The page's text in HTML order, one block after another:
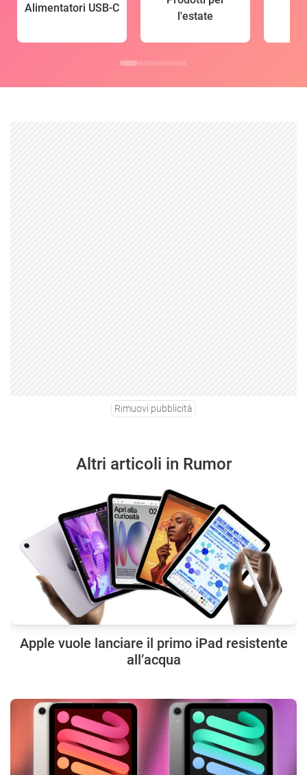
Alimentatori USB-C
l'estate
Rimuovi pubblicità
Altri articoli in Rumor
Apple vuole lanciare il primo iPad resistente
all’acqua